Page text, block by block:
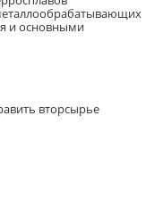
и основными
вторсырье